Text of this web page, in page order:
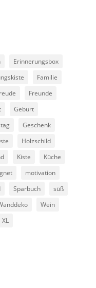
Erinnerungsbox
Familie
Freunde
Geburt
Geschenk
Holzschild
Kiste
Küche
motivation
Sparbuch
süß
Wein
XL